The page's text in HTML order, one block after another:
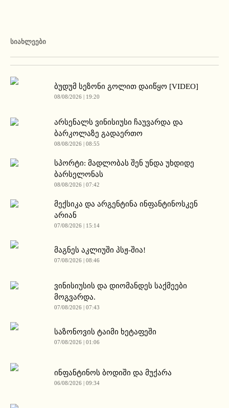
ᲡᲘᲐᲮᲚᲔᲔᲑᲘ
ბუდუმ სეზონი გოლით დაიწყო [VIDEO]
08/08/2026 | 19:20
არსენალს ვინისიუსი ჩაუვარდა და
ბარკოლაზე გადაერთო
08/08/2026 | 08:55
სპორტი: მადლობას შენ უნდა უხდიდე
ბარსელონას
08/08/2026 | 07:42
მექსიკა და არგენტინა ინფანტინოსკენ
არიან
07/08/2026 | 15:14
მაგნეს აკლიუში პსჟ-შია!
07/08/2026 | 08:46
ვინისიუსის და დიომანდეს საქმეები
მოგვარდა.
07/08/2026 | 07:43
საზონოვის ტაიმი ხეტაფეში
07/08/2026 | 01:06
ინფანტინოს ბოდიში და მუქარა
06/08/2026 | 09:34